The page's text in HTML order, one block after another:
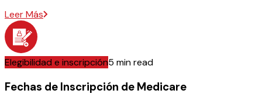
Leer Más
Elegibilidad e inscripción5 min read
Fechas de Inscripción de Medicare